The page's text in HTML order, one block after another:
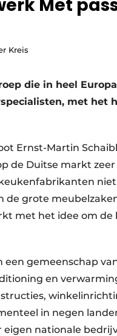
Met
Kreis
die in heel
met het
Ernst-Martin
de Duitse markt
grote
met het idee om de
gemeenschap
en
in negen
nationale